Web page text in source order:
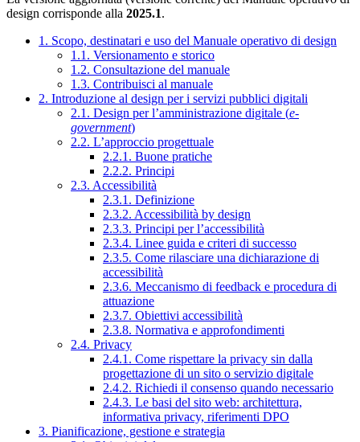
design corrisponde alla 2025.1.
1. Scopo, destinatari e uso del Manuale operativo di design
1.1. Versionamento e storico
1.2. Consultazione del manuale
1.3. Contribuisci al manuale
2. Introduzione al design per i servizi pubblici digitali
2.1. Design per l’amministrazione digitale (e-
government)
2.2. L’approccio progettuale
2.2.1. Buone pratiche
2.2.2. Principi
2.3. Accessibilità
2.3.1. Definizione
2.3.2. Accessibilità by design
2.3.3. Principi per l’accessibilità
2.3.4. Linee guida e criteri di successo
2.3.5. Come rilasciare una dichiarazione di
accessibilità
2.3.6. Meccanismo di feedback e procedura di
attuazione
2.3.7. Obiettivi accessibilità
2.3.8. Normativa e approfondimenti
2.4. Privacy
2.4.1. Come rispettare la privacy sin dalla
progettazione di un sito o servizio digitale
2.4.2. Richiedi il consenso quando necessario
2.4.3. Le basi del sito web: architettura,
informativa privacy, riferimenti DPO
3. Pianificazione, gestione e strategia